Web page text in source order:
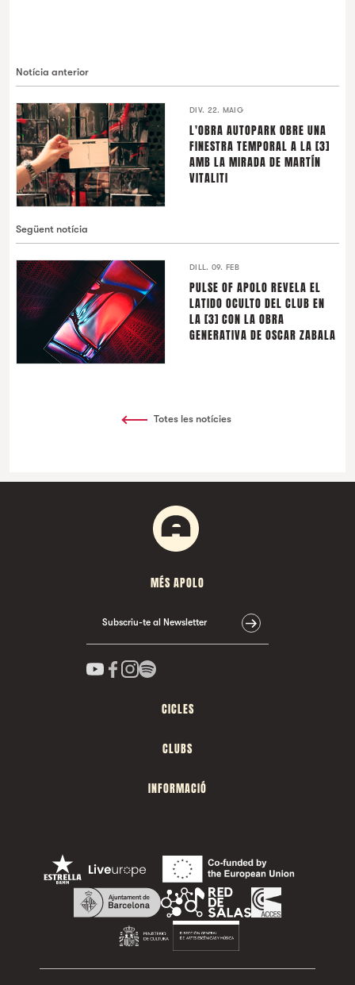
Notícia anterior
DIV. 22. MAIG
L'OBRA AUTOPARK OBRE UNA
FINESTRA TEMPORAL A LA [3]
AMB LA MIRADA DE MARTÍN
VITALITI
Següent notícia
DILL. 09. FEB
PULSE OF APOLO REVELA EL
LATIDO OCULTO DEL CLUB EN
LA [3] CON LA OBRA
GENERATIVA DE OSCAR ZABALA
Totes les notícies
MÉS APOLO
Subscriu-te al Newsletter
CICLES
CLUBS
INFORMACIÓ